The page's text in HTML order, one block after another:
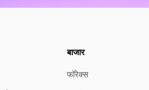
बाजार
फॉरेक्स